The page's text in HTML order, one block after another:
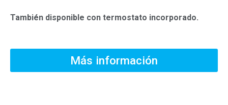
También disponible con termostato incorporado.
Más información